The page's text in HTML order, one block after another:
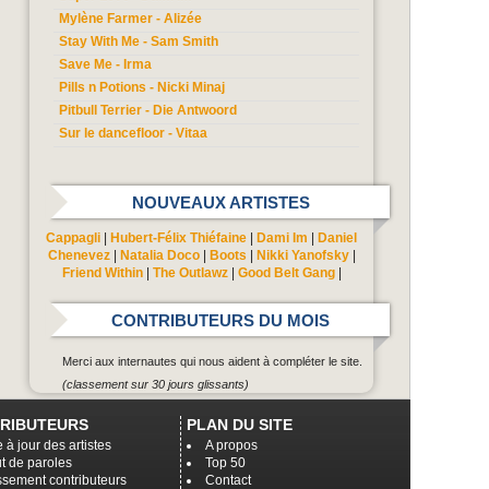
Mylène Farmer - Alizée
Stay With Me - Sam Smith
Save Me - Irma
Pills n Potions - Nicki Minaj
Pitbull Terrier - Die Antwoord
Sur le dancefloor - Vitaa
NOUVEAUX ARTISTES
Cappagli Hubert-Félix Thiéfaine Dami Im
Daniel
Chenevez| Natalia Doco| Boots Nikki Yanofsky|
Friend Within| The Outlawz| Good Belt Gang|
CONTRIBUTEURS DU MOIS
Merci aux internautes qui nous aident à compléter le site.
(classement sur 30 jours glissants)
PLAN DU SITE
A propos
Top 50
Contact
à jour des artistes
de paroles
contributeurs